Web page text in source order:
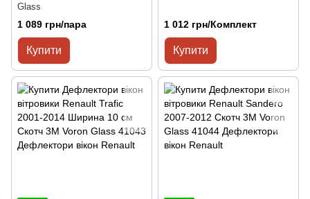
Glass
1 089 грн/пара
Купити
1 012 грн/Комплект
Купити